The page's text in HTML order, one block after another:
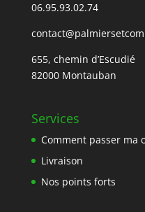
06.95.93.02.74
655, chemin d’Escudié
82000 Montauban
Services
Comment passer ma
Livraison
Nos points forts